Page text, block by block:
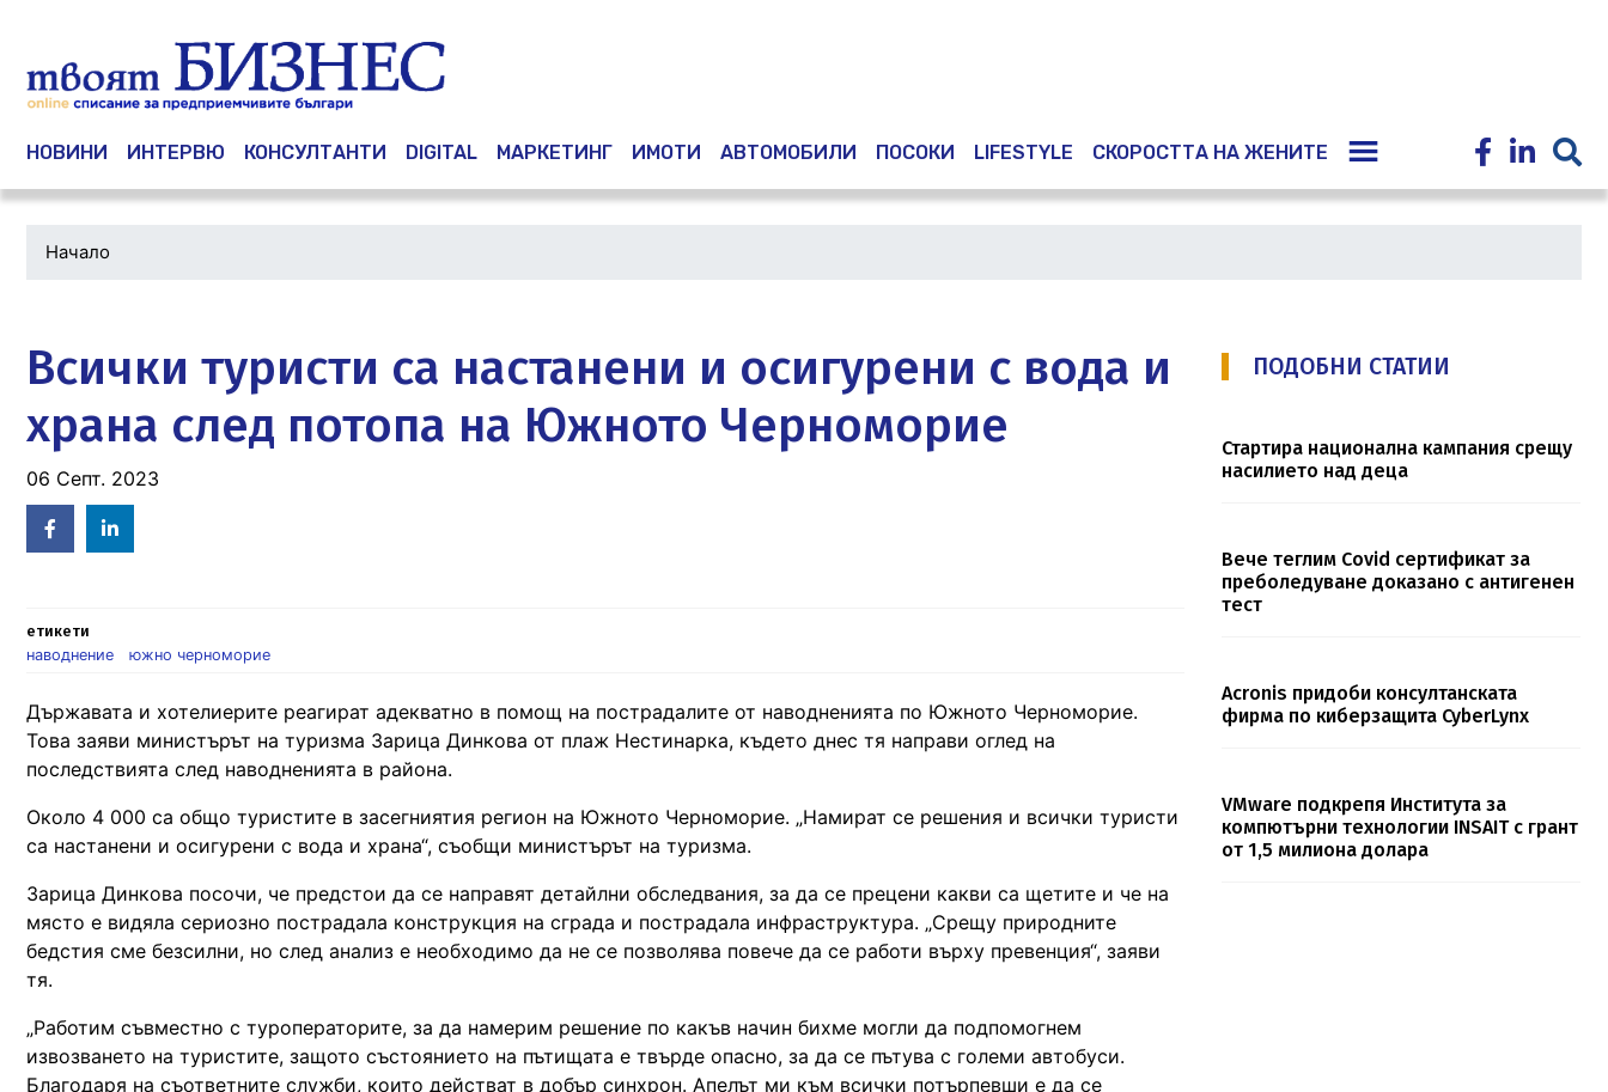
Main navigation
НОВИНИ ИНТЕРВЮ КОНСУЛТАНТИ DIGITAL МАРКЕТИНГ ИМОТИ АВТОМОБИЛИ ПОСОКИ LIFESTYLE СКОРОСТТА НА ЖЕНИТЕ
Начало
Всички туристи са настанени и осигурени с вода и
храна след потопа на Южното Черноморие
06 Септ. 2023
Facebook
in
етикети
наводнение
южно черноморие
Държавата и хотелиерите реагират адекватно в помощ на пострадалите от наводненията по Южното Черноморие.
Това заяви министърът на туризма Зарица Динкова от плаж Нестинарка, където днес тя направи оглед на
последствията след наводненията в района.
Около 4 000 са общо туристите в засегниятия регион на Южното Черноморие. „Намират се решения и всички туристи
са настанени и осигурени с вода и храна“, съобщи министърът на туризма.
Зарица Динкова посочи, че предстои да се направят детайлни обследвания, за да се прецени какви са щетите и че на
място е видяла сериозно пострадала конструкция на сграда и пострадала инфраструктура. „Срещу природните
бедстия сме безсилни, но след анализ е необходимо да не се позволява повече да се работи върху превенция“, заяви
тя.
„Работим съвместно с туроператорите, за да намерим решение по какъв начин бихме могли да подпомогнем
извозването на туристите, защото състоянието на пътищата е твърде опасно, за да се пътува с големи автобуси.
Благодаря на съответните служби, които действат в добър синхрон. Апелът ми към всички потърпевши е да се
ПОДОБНИ СТАТИИ
Стартира национална кампания срещу
насилието над деца
Вече теглим Covid сертификат за
преболедуване доказано с антигенен
тест
Acronis придоби консултанската
фирма по киберзащита CyberLynx
VMware подкрепя Института за
компютърни технологии INSAIT с грант
от 1,5 милиона долара